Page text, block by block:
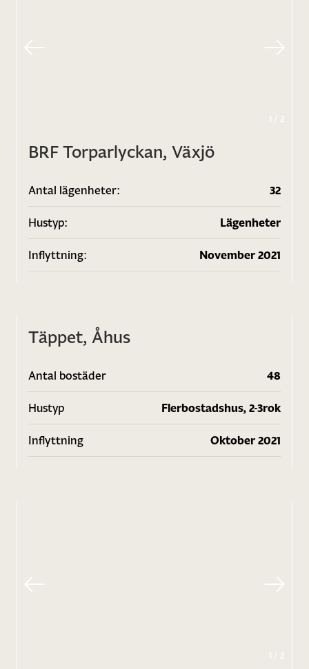
1 / 2
BRF Torparlyckan, Växjö
Antal lägenheter: 32
Hustyp: Lägenheter
Inflyttning: November 2021
Täppet, Åhus
Antal bostäder 48
Hustyp Flerbostadshus, 2-3rok
Inflyttning Oktober 2021
1 / 2